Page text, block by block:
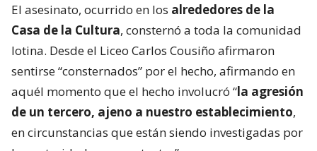
El asesinato, ocurrido en los alrededores de la
Casa de la Cultura, consternó a toda la comunidad
lotina. Desde el Liceo Carlos Cousiño afirmaron
sentirse “consternados” por el hecho, afirmando en
aquél momento que el hecho involucró “la agresión
de un tercero, ajeno a nuestro establecimiento,
en circunstancias que están siendo investigadas por